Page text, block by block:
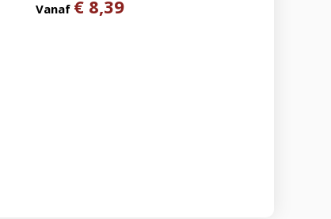
Vanaf € 8,39